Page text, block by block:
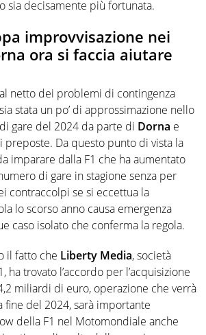
sia decisamente più fortunata.
improvvisazione nei
ora si faccia aiutare
netto dei problemi di contingenza
stata un po’ di approssimazione nello
gare del 2024 da parte di Dorna e
Da questo punto di vista la
imparare dalla F1 che ha aumentato
di gare in stagione senza per
contraccolpi se si eccettua la
lo scorso anno causa emergenza
caso isolato che conferma la regola.
il fatto che Liberty Media, società
ha trovato l’accordo per l’acquisizione
miliardi di euro, operazione che verrà
fine del 2024, sarà importante
della F1 nel Motomondiale anche